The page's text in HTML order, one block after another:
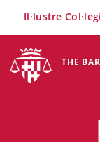
THE BAR
Il·lustre